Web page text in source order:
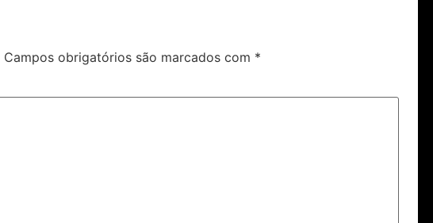
Campos obrigatórios são marcados com *